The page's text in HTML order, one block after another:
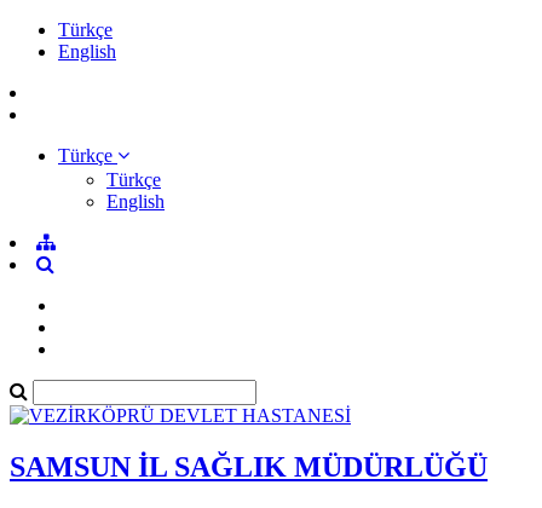
Türkçe
English
Türkçe
Türkçe
English
SAMSUN İL SAĞLIK MÜDÜRLÜĞÜ